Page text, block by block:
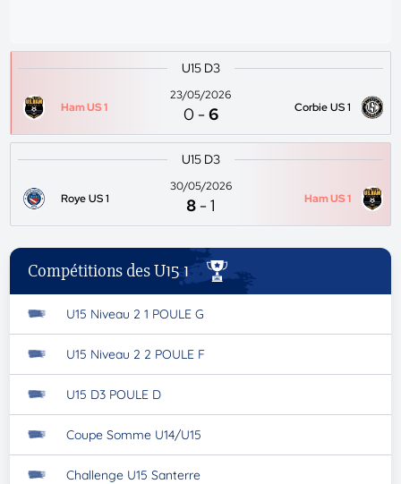
U15 D3
Ham US 1
23/05/2026
0 -6 Corbie US 1
U15 D3
Roye US 1
30/05/2026
8 -1 Ham US 1
Compétitions des U15 1
U15 Niveau 2 1 POULE G
U15 Niveau 2 2 POULE F
U15 D3 POULE D
Coupe Somme U14/U15
Challenge U15 Santerre